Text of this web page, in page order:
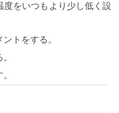
をいつもより少し低く設
トをする。